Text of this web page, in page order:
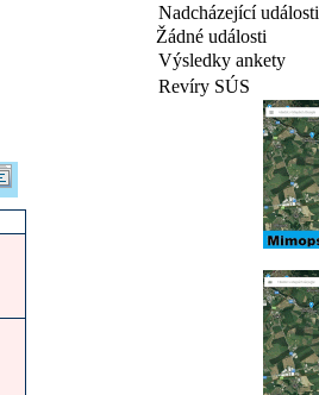
Nadcházející události
Žádné události
Výsledky ankety
Revíry SÚS